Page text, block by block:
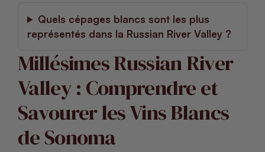
Quels cépages blancs sont les plus
représentés dans la Russian River Valley ?
Millésimes Russian River
Valley : Comprendre et
Savourer les Vins Blancs
de Sonoma